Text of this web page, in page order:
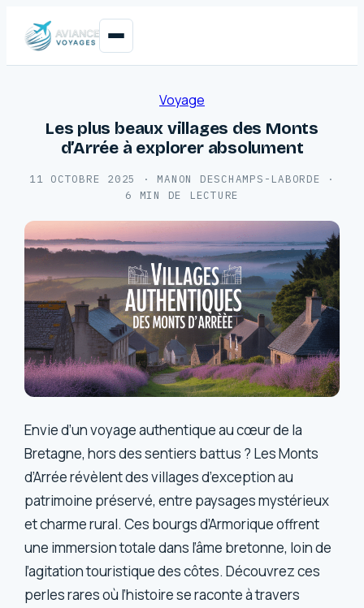
Voyage
Les plus beaux villages des Monts
d’Arrée à explorer absolument
11 OCTOBRE 2025 · MANON DESCHAMPS-LABORDE
·
6 MIN DE LECTURE
Envie d’un voyage authentique au cœur de la
Bretagne, hors des sentiers battus ? Les Monts
d’Arrée révèlent des villages d’exception au
patrimoine préservé, entre paysages mystérieux
et charme rural. Ces bourgs d’Armorique offrent
une immersion totale dans l’âme bretonne, loin de
l’agitation touristique des côtes. Découvrez ces
perles rares où l’histoire se raconte à travers